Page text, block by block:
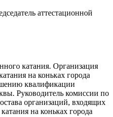
аттестационной
катания. Организация
на коньках города
квалификации
Руководитель комиссии по
организаций, входящих
на коньках города